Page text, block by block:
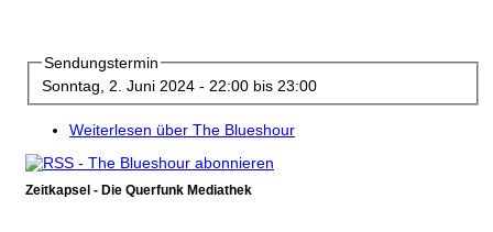
Sendungstermin
Sonntag, 2. Juni 2024 - 22:00bis 23:00
Weiterlesen über The Blueshour
Zeitkapsel - Die Querfunk Mediathek